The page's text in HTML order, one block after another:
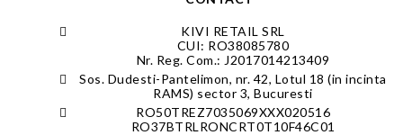
KIVI RETAIL SRL
CUI: RO38085780
Nr. Reg. Com.: J2017014213409
Sos. Dudesti-Pantelimon, nr. 42, Lotul 18 (in incinta
RAMS) sector 3, Bucuresti
RO50TREZ7035069XXX020516
RO37BTRLRONCRT0T10F46C01